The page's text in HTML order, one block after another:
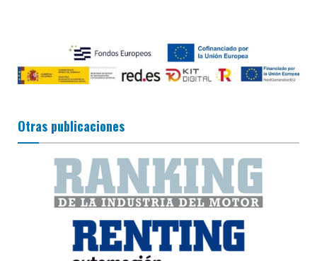
Otras publicaciones